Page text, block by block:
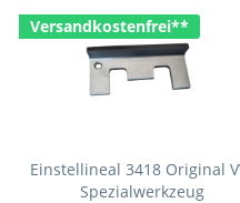
Versandkostenfrei**
Einstellineal 3418 Original
Spezialwerkzeug